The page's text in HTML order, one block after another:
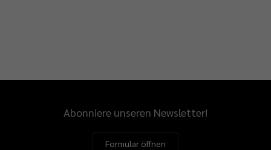
Abonniere unseren Newsletter!
Formular öffnen